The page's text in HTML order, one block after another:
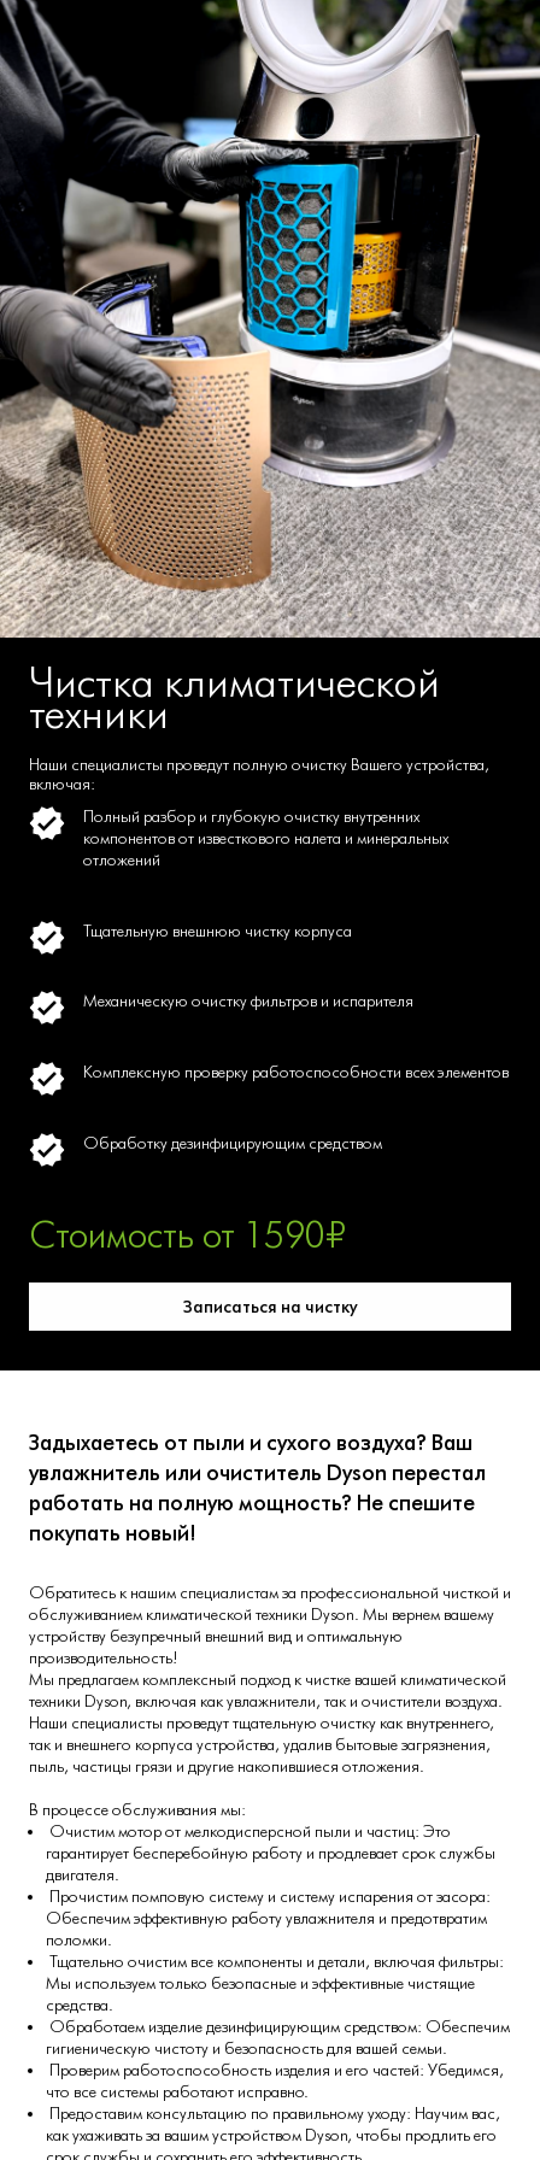
Чистка климатической
техники
Наши специалисты проведут полную очистку Вашего устройства,
включая:
Полный разбор и глубокую очистку внутренних
компонентов от известкового налета и минеральных
отложений
Тщательную внешнюю чистку корпуса
Механическую очистку фильтров и испарителя
Комплексную проверку работоспособности всех элементов
Обработку дезинфицирующим средством
Стоимость от 1590₽
Записаться на чистку
Задыхаетесь от пыли и сухого воздуха? Ваш
увлажнитель или очиститель Dyson перестал
работать на полную мощность? Не спешите
покупать новый!
Обратитесь к нашим специалистам за профессиональной чисткой и
обслуживанием климатической техники Dyson. Мы вернем вашему
устройству безупречный внешний вид и оптимальную
производительность!
Мы предлагаем комплексный подход к чистке вашей климатической
техники Dyson, включая как увлажнители, так и очистители воздуха.
Наши специалисты проведут тщательную очистку как внутреннего,
так и внешнего корпуса устройства, удалив бытовые загрязнения,
пыль, частицы грязи и другие накопившиеся отложения.
В процессе обслуживания мы:
Очистим мотор от мелкодисперсной пыли и частиц: Это
гарантирует бесперебойную работу и продлевает срок службы
двигателя.
Прочистим помповую систему и систему испарения от засора:
Обеспечим эффективную работу увлажнителя и предотвратим
поломки.
Тщательно очистим все компоненты и детали, включая фильтры:
Мы используем только безопасные и эффективные чистящие
средства.
Обработаем изделие дезинфицирующим средством: Обеспечим
гигиеническую чистоту и безопасность для вашей семьи.
Проверим работоспособность изделия и его частей: Убедимся,
что все системы работают исправно.
Предоставим консультацию по правильному уходу: Научим вас,
как ухаживать за вашим устройством Dyson, чтобы продлить его